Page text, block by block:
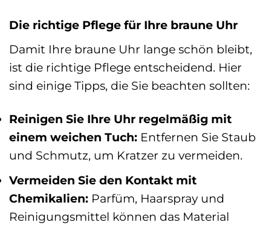
Die richtige Pflege für Ihre braune Uhr
Damit Ihre braune Uhr lange schön bleibt,
ist die richtige Pflege entscheidend. Hier
sind einige Tipps, die Sie beachten sollten:
Reinigen Sie Ihre Uhr regelmäßig mit
einem weichen Tuch: Entfernen Sie Staub
und Schmutz, um Kratzer zu vermeiden.
Vermeiden Sie den Kontakt mit
Chemikalien: Parfüm, Haarspray und
Reinigungsmittel können das Material